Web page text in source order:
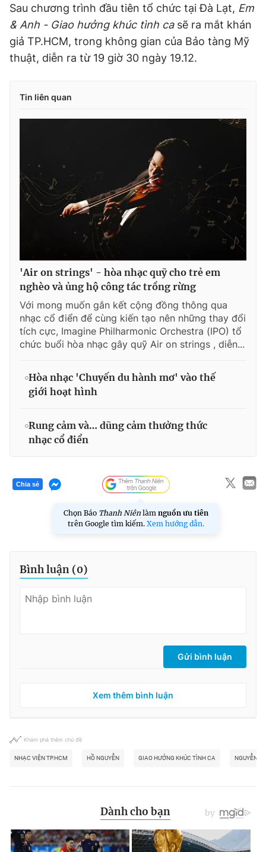
Sau chương trình đầu tiên tổ chức tại Đà Lạt, Em
& Anh - Giao hưởng khúc tình casẽ ra mắt khán
giả TP.HCM, trong không gian của Bảo tàng Mỹ
thuật, diễn ra từ 19 giờ 30 ngày 19.12.
Tin liên quan
'Air on strings' - hòa nhạc quỹ cho trẻ em
nghèo và ủng hộ công tác trồng rừng
Với mong muốn gắn kết cộng đồng thông qua
nhạc cổ điển để cùng kiến tạo nên những thay đổi
tích cực, Imagine Philharmonic Orchestra (IPO) tổ
chức buổi hòa nhạc gây quỹ Air on strings , diễn...
Hòa nhạc 'Chuyến du hành mơ' vào thế
giới hoạt hình
Rung cảm và… dũng cảm thưởng thức
nhạc cổ điển
Chia sẻ
Chọn Báo Thanh Niên làm nguồn ưu tiên
trên Google tìm kiếm. Xem hướng dẫn.
Bình luận (0)
Gửi bình luận
Xem thêm bình luận
Khám phá thêm chủ đề
NHẠC VIỆN TP.HCM HỒ NGUYỄN GIAO HƯỞNG KHÚC TÌNH CA NGUYỄN